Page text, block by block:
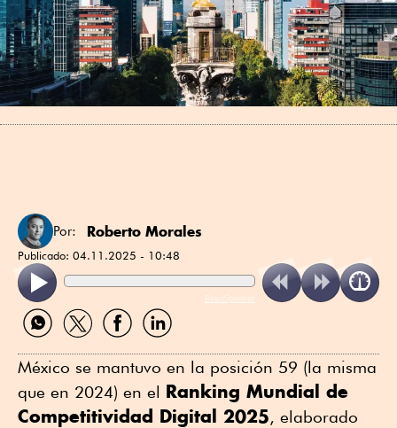
Por: Roberto Morales
Publicado: 04.11.2025 - 10:48
ReadSpeaker
Compartir
por
Compartir
por
Compartir
por
Compartir
por
México se mantuvo en la posición 59 (la misma
que en 2024) en el Ranking Mundial de
Competitividad Digital 2025, elaborado